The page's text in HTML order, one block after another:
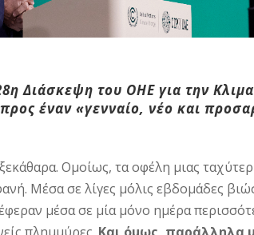
Διάσκεψη του ΟΗΕ για την
έναν «γενναίο, νέο και
Ομοίως, τα οφέλη μιας
Μέσα σε λίγες μόλις εβδομάδες
μέσα σε μία μόνο ημέρα